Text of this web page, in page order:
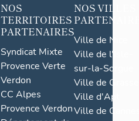
NOS
TERRITOIRES
PARTENAIRES
Syndicat Mixte
Provence Verte
Verdon
CC Alpes
Provence Verdon
NOS VILLES
Ville de Nice
Ville de l'Isle-
sur-la-Sorgue
Ville de Grasse
Ville d'Apt
Ville de